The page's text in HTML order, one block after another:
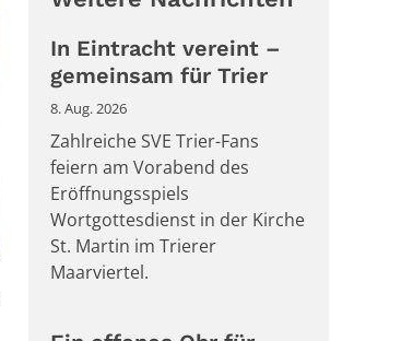
In Eintracht vereint –
gemeinsam für Trier
8. Aug. 2026
Zahlreiche SVE Trier-Fans
feiern am Vorabend des
Eröffnungsspiels
Wortgottesdienst in der Kirche
St. Martin im Trierer
Maarviertel.